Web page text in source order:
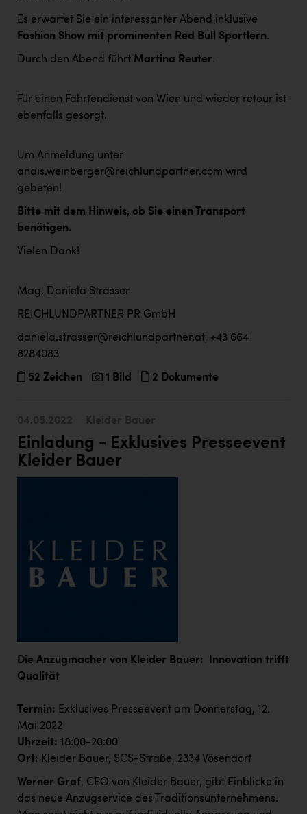
RUBBLE MASTER
SCHMACHTL GmbH
Seher + Partner
Smurfit Westrock Nettingsdorf
TGW Logistics
TRAILOMAT & Cycling Austria
Wir besiegen Krebs
Wirtschaftskammer OÖ
z.l.ö.
kunden basics
Es erwartet Sie ein interessanter Abend inklusive
Fashion Show mit prominenten Red Bull Sportlern.
Durch den Abend führt Martina Reuter.
Für einen Fahrtendienst von Wien und wieder retour ist
ebenfalls gesorgt.
Um Anmeldung unter
anais.weinberger@reichlundpartner.com wird
gebeten!
Bitte mit dem Hinweis, ob Sie einen Transport
benötigen.
Vielen Dank!
Mag. Daniela Strasser
REICHLUNDPARTNER PR GmbH
daniela.strasser@reichlundpartner.at, +43 664
8284083
52 Zeichen 1 Bild 2 Dokumente
Einladung - Exklusives Presseevent
Kleider Bauer
Die Anzugmacher von Kleider Bauer: Innovation trifft
Qualität
Termin: Exklusives Presseevent am Donnerstag, 12.
Mai 2022
Uhrzeit: 18:00-20:00
Ort: Kleider Bauer, SCS-Straße, 2334 Vösendorf
Werner Graf, CEO von Kleider Bauer, gibt Einblicke in
das neue Anzugservice des Traditionsunternehmens.